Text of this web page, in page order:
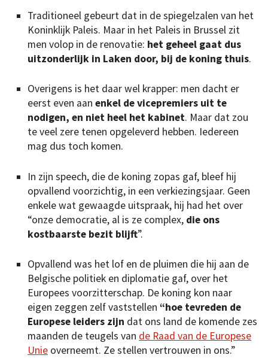
Traditioneel gebeurt dat in de spiegelzalen van het
Koninklijk Paleis. Maar in het Paleis in Brussel zit
men volop in de renovatie: het geheel gaat dus
uitzonderlijk in Laken door, bij de koning thuis.
Overigens is het daar wel krapper: men dacht er
eerst even aan enkel de vicepremiers uit te
nodigen, en niet heel het kabinet. Maar dat zou
te veel zere tenen opgeleverd hebben. Iedereen
mag dus toch komen.
In zijn speech, die de koning zopas gaf, bleef hij
opvallend voorzichtig, in een verkiezingsjaar. Geen
enkele wat gewaagde uitspraak, hij had het over
“onze democratie, al is ze complex, die ons
kostbaarste bezit blijft”.
Opvallend was het lof en de pluimen die hij aan de
Belgische politiek en diplomatie gaf, over het
Europees voorzitterschap. De koning kon naar
eigen zeggen zelf vaststellen “hoe tevreden de
Europese leiders zijn dat ons land de komende zes
maanden de teugels van de Raad van de Europese
Unie overneemt. Ze stellen vertrouwen in ons.”